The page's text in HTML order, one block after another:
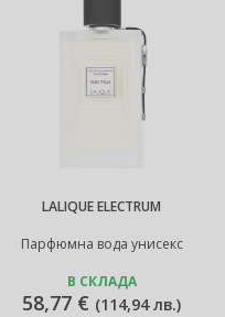
LALIQUE ELECTRUM
Парфюмна вода унисекс
В СКЛАДА
58,77 € (114,94 лв.)